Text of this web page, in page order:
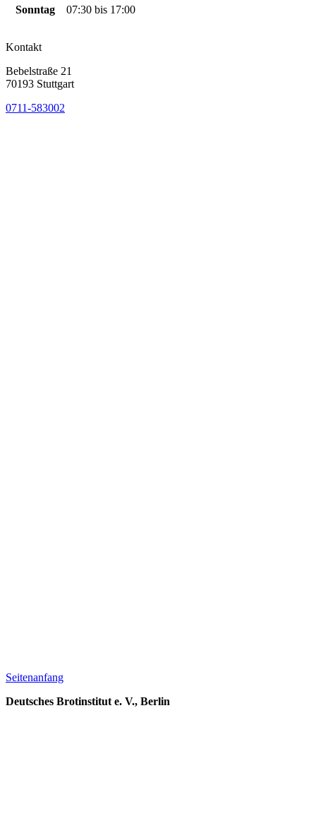
Sonntag 07:30 bis 17:00
Kontakt
Bebelstraße 21
70193 Stuttgart
0711-583002
Seitenanfang
Deutsches Brotinstitut e. V., Berlin